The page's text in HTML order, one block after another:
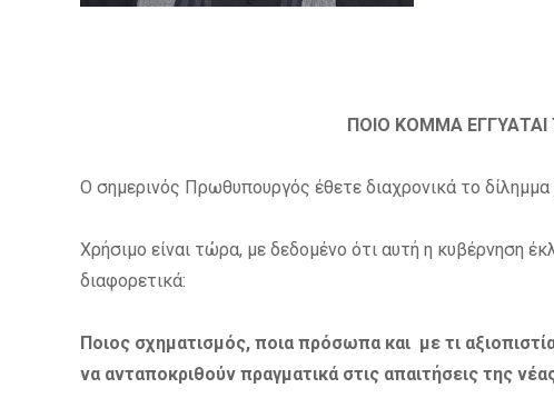
ΠΟΙΟ ΚΟΜΜΑ
Ο σημερινός Πρωθυπουργός έθετε διαχρονικά το
Χρήσιμο είναι τώρα, με δεδομένο ότι αυτή η κυβέρνηση
διαφορετικά:
Ποιος σχηματισμός, ποια πρόσωπα και με τι
να ανταποκριθούν πραγματικά στις απαιτήσεις της